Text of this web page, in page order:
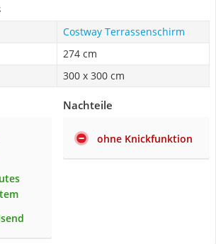
Costway Terrassenschirm
274 cm
300 x 300 cm
Nachteile
ohne Knickfunktion